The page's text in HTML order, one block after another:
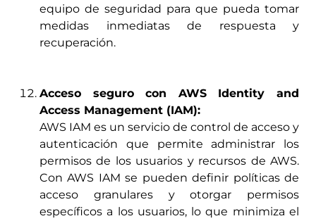
equipo de seguridad para que pueda tomar
medidas inmediatas de respuesta y
recuperación.
Acceso seguro con AWS Identity and
Access Management (IAM):
AWS IAM es un servicio de control de acceso y
autenticación que permite administrar los
permisos de los usuarios y recursos de AWS.
Con AWS IAM se pueden definir políticas de
acceso granulares y otorgar permisos
específicos a los usuarios, lo que minimiza el